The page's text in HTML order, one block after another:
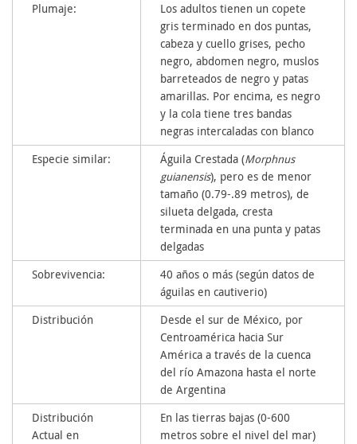
Plumaje:
Los adultos tienen un copete
gris terminado en dos puntas,
cabeza y cuello grises, pecho
negro, abdomen negro, muslos
barreteados de negro y patas
amarillas. Por encima, es negro
y la cola tiene tres bandas
negras intercaladas con blanco
Especie similar:
Águila Crestada (Morphnus
guianensis), pero es de menor
tamaño (0.79-.89 metros), de
silueta delgada, cresta
terminada en una punta y patas
delgadas
Sobrevivencia:
40 años o más (según datos de
águilas en cautiverio)
Distribución
Desde el sur de México, por
Centroamérica hacia Sur
América a través de la cuenca
del río Amazona hasta el norte
de Argentina
Distribución
Actual en
En las tierras bajas (0-600
metros sobre el nivel del mar)